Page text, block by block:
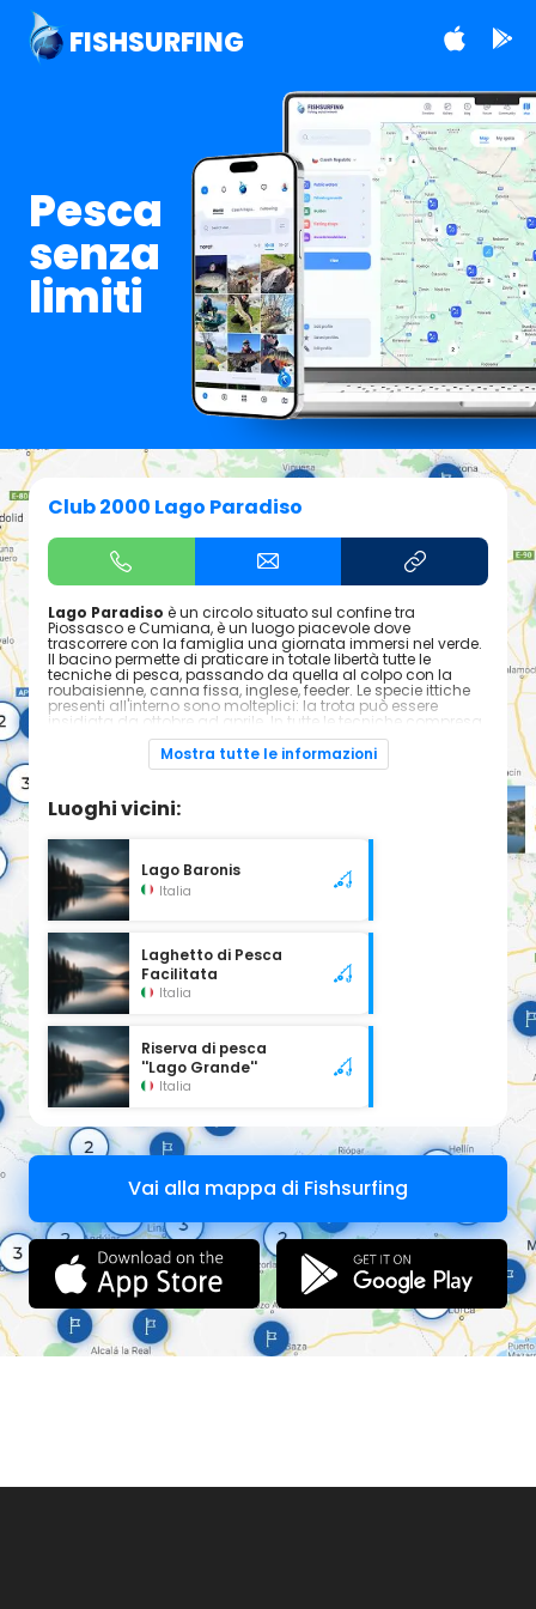
FISHSURFING
Pesca
senza
limiti
Club 2000 Lago Paradiso
Lago Paradiso è un circolo situato sul confine tra
Piossasco e Cumiana, è un luogo piacevole dove
trascorrere con la famiglia una giornata immersi nel verde.
Il bacino permette di praticare in totale libertà tutte le
tecniche di pesca, passando da quella al colpo con la
roubaisienne, canna fissa, inglese, feeder. Le specie ittiche
presenti all'interno sono molteplici: la trota può essere
insidiata da ottobre ad aprile. In tutte le tecniche compresa
il trout area con gli spoon. Mentre negli altri mesi carpe,
carassi, amur, pesci gatto, scardole e cavedani sono in
Mostra tutte le informazioni
Luoghi vicini:
Lago Baronis
Italia
Laghetto di Pesca
Facilitata
Italia
Riserva di pesca
''Lago Grande''
Italia
Vai alla mappa di Fishsurfing